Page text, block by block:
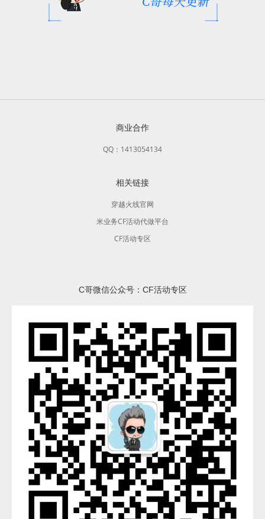
商业合作
QQ：1413054134
相关链接
穿越火线官网
米业务CF活动代做平台
CF活动专区
C哥微信公众号：CF活动专区